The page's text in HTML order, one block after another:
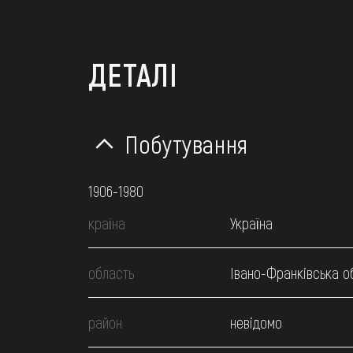
ДЕТАЛІ
Побутування
1906-1980
країна
Україна
область Івано-Франківська
район невідомо